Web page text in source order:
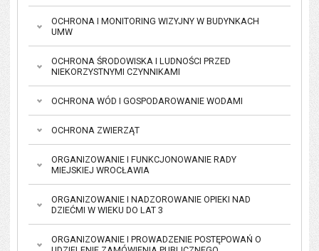
OCHRONA I MONITORING WIZYJNY W BUDYNKACH
UMW
OCHRONA ŚRODOWISKA I LUDNOŚCI PRZED
NIEKORZYSTNYMI CZYNNIKAMI
OCHRONA WÓD I GOSPODAROWANIE WODAMI
OCHRONA ZWIERZĄT
ORGANIZOWANIE I FUNKCJONOWANIE RADY
MIEJSKIEJ WROCŁAWIA
ORGANIZOWANIE I NADZOROWANIE OPIEKI NAD
DZIEĆMI W WIEKU DO LAT 3
ORGANIZOWANIE I PROWADZENIE POSTĘPOWAŃ O